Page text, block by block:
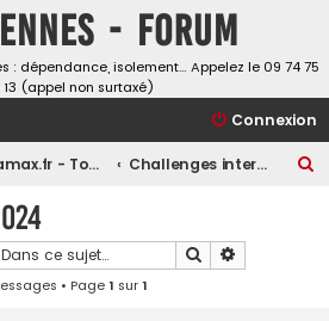
- Forum
: dépendance, isolement… Appelez le 09 74 75
13 (appel non surtaxé)
Connexion
Winamax.fr - Tournois, challenges et freerolls Challenges interclubs
Rechercher
• Page1 sur1